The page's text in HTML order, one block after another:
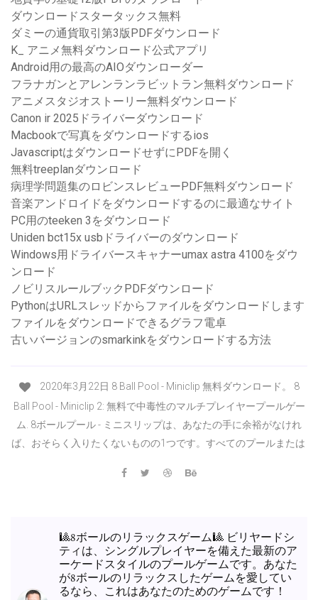
ダウンロードスタータックス無料
ダミーの通貨取引第3版PDFダウンロード
K_ アニメ無料ダウンロード公式アプリ
Android用の最高のAIOダウンローダー
フラナガンとアレンランラビットラン無料ダウンロード
アニメスタジオストーリー無料ダウンロード
Canon ir 2025ドライバーダウンロード
Macbookで写真をダウンロードするios
JavascriptはダウンロードせずにPDFを開く
無料treeplanダウンロード
病理学問題集のロビンスレビューPDF無料ダウンロード
音楽アンドロイドをダウンロードするのに最適なサイト
PC用のteeken 3をダウンロード
Uniden bct15x usbドライバーのダウンロード
Windows用ドライバースキャナーumax astra 4100をダウ
ンロード
ノビリスルールブックPDFダウンロード
PythonはURLスレッドからファイルをダウンロードします
ファイルをダウンロードできるグラフ電卓
古いバージョンのsmarkinkをダウンロードする方法
2020年3月22日 8 Ball Pool - Miniclip 無料ダウンロード。 8
Ball Pool - Miniclip 2: 無料で中毒性のマルチプレイヤープールゲー
ム. 8ボールプール - ミニスリップは、あなたの手に余裕がなけれ
ば、おそらく入りたくないものの1つです。すべてのプールまたは
🎱8ボールのリラックスゲーム🎱 ビリヤードシ
ティは、シングルプレイヤーを備えた最新のア
ーケードスタイルのプールゲームです。あなた
が8ボールのリラックスしたゲームを愛してい
るなら、これはあなたのためのゲームです！